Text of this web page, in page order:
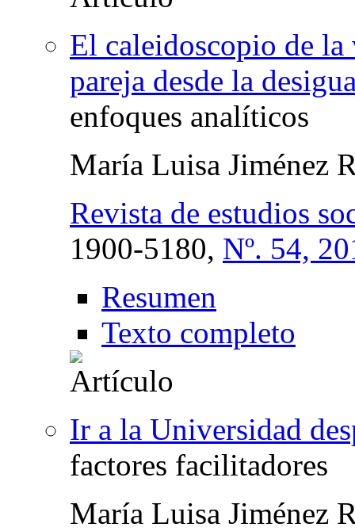
El caleidoscopio de
pareja desde la
enfoques analíticos
María Luisa Jiménez
Revista de estudios
1900-5180, Nº. 54,
Resumen
Texto completo
Ir a la Universidad
factores facilitadores
María Luisa Jiménez